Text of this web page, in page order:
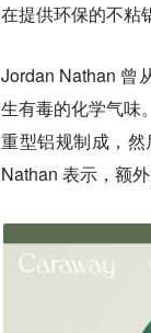
在提供环保的不粘
Jordan Nathan 曾
生有毒的化学气味
重型铝规制成，
Nathan 表示，额